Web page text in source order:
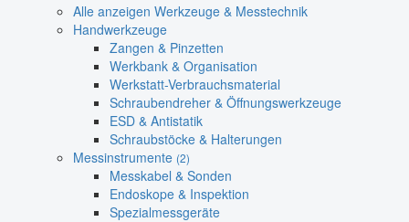
Alle anzeigen Werkzeuge & Messtechnik
Handwerkzeuge
Zangen & Pinzetten
Werkbank & Organisation
Werkstatt-Verbrauchsmaterial
Schraubendreher & Öffnungswerkzeuge
ESD & Antistatik
Schraubstöcke & Halterungen
Messinstrumente (2)
Messkabel & Sonden
Endoskope & Inspektion
Spezialmessgeräte